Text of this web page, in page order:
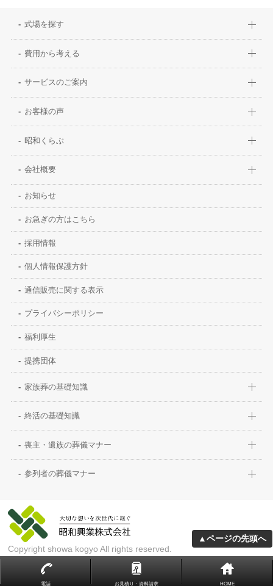
▲ページの先頭へ
式場を探す
費用から考える
サービスのご案内
お客様の声
昭和くらぶ
会社概要
お知らせ
お急ぎの方はこちら
採用情報
個人情報保護方針
通信販売に関する表示
プライバシーポリシー
福利厚生
提携団体
家族葬の基礎知識
終活の基礎知識
喪主・遺族の葬儀マナー
参列者の葬儀マナー
Copyright showa kogyo All rights reserved.
電話 お見積り・資料請求 HOME